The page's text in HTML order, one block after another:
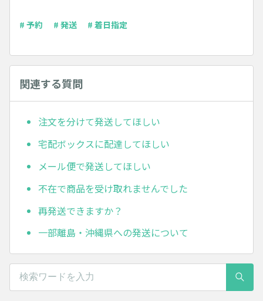
# 予約 # 発送 # 着日指定
関連する質問
注文を分けて発送してほしい
宅配ボックスに配達してほしい
メール便で発送してほしい
不在で商品を受け取れませんでした
再発送できますか？
一部離島・沖縄県への発送について